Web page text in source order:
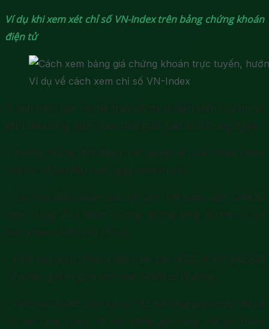
Ví dụ khi xem xét chỉ số VN-Index trên bảng chứng khoán
điện tử:
Ví dụ về cách xem chỉ số VN-Index
Ở ảnh trên, bạn có thể thấy đồ thị là diễn biến của chỉ số
VN-Index tăng giảm theo thời gian giao dịch trong ngày.
– Đường thẳng đứt đoạn, cắt ngang là mức tham chiếu
của chỉ số (dữ liệu cuối ngày hôm trước).
– Tại thời điểm biên tập bài viết, VN-Index đạt 1348,82
điểm, tăng 2,43 điểm (tương đương tăng 0,18% so với
mức tham chiếu của chỉ số).
– Khối lượng cổ phiếu khớp trên sàn HOSE là 491.842.628
cố phiếu, giá trị giao dịch đạt 14920,92 tỷ đồng.
– Trên sàn HOSE hiện tại có 132 mã tăng giá (trong đó có
10 mã tăng trần), 39 mã đứng giá bằng với giá tham